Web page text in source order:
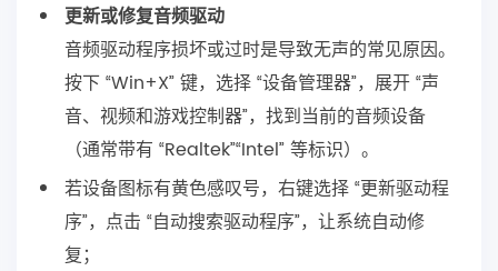
更新或修复音频驱动
音频驱动程序损坏或过时是导致无声的常见原因。
按下 “Win+X” 键，选择 “设备管理器”，展开 “声
音、视频和游戏控制器”，找到当前的音频设备
（通常带有 “Realtek”“Intel” 等标识）。
若设备图标有黄色感叹号，右键选择 “更新驱动程
序”，点击 “自动搜索驱动程序”，让系统自动修
复；